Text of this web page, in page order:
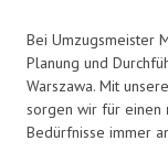
Bei Umzugsmeister
Planung und
Warszawa. Mit
sorgen wir für einen
Bedürfnisse immer